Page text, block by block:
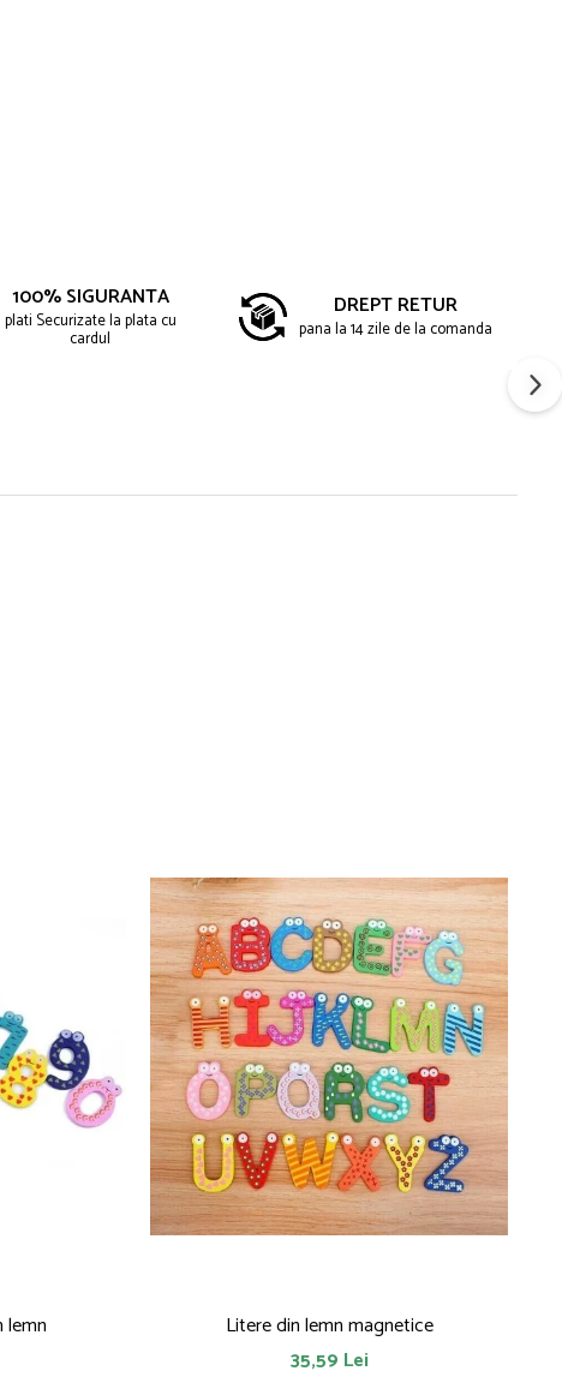
100% SIGURANTA
plati Securizate la plata cu
cardul
DREPT RETUR
pana la 14 zile de la comanda
lemn
Litere din lemn magnetice
35,59 Lei